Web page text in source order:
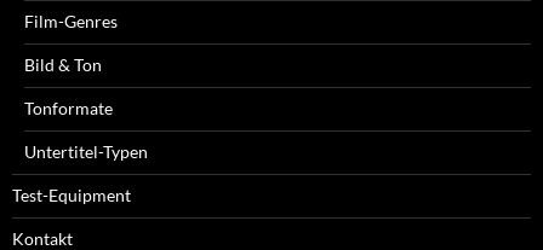
Film-Genres
Bild & Ton
Tonformate
Untertitel-Typen
Test-Equipment
Kontakt